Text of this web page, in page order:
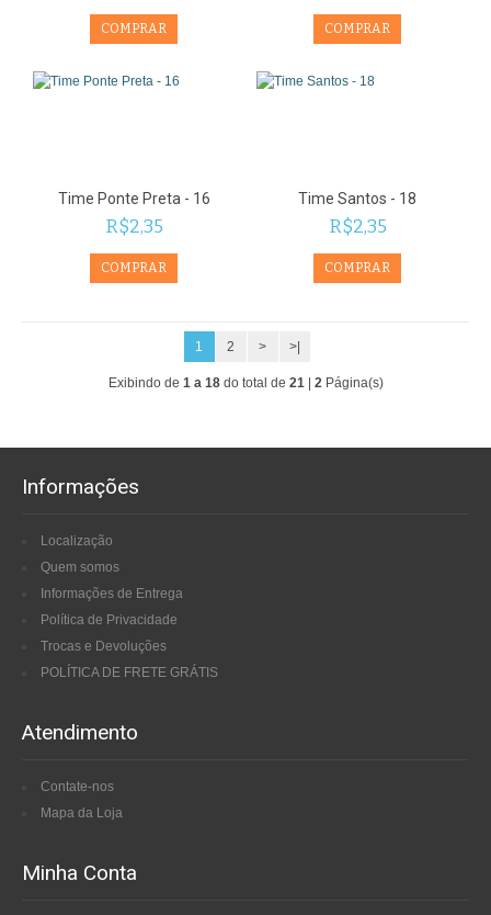
Time Ponte Preta - 16
R$2,35
Time Santos - 18
R$2,35
1 2 > >|
Exibindo de 1 a 18do total de 21| 2Página(s)
Informações
Localização
Quem somos
Informações de Entrega
Política de Privacidade
Trocas e Devoluções
POLÍTICA DE FRETE GRÁTIS
Atendimento
Contate-nos
Mapa da Loja
Minha Conta